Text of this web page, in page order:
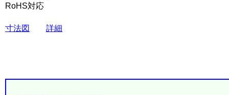
RoHS対応
寸法図 詳細